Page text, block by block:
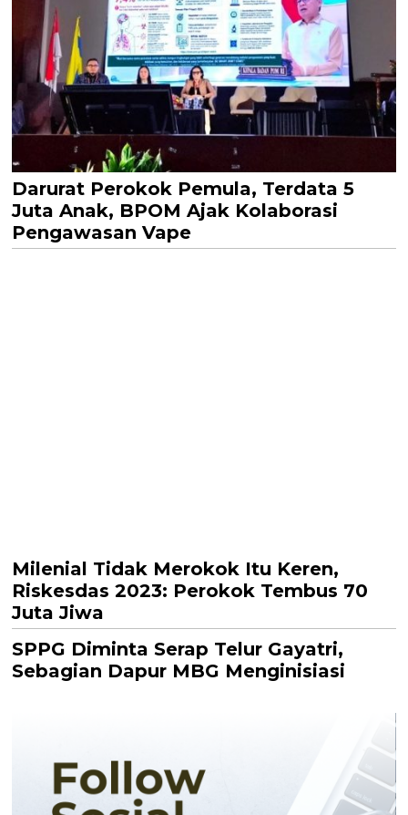
Darurat Perokok Pemula, Terdata 5
Juta Anak, BPOM Ajak Kolaborasi
Pengawasan Vape
Milenial Tidak Merokok Itu Keren,
Riskesdas 2023: Perokok Tembus 70
Juta Jiwa
SPPG Diminta Serap Telur Gayatri,
Sebagian Dapur MBG Menginisiasi